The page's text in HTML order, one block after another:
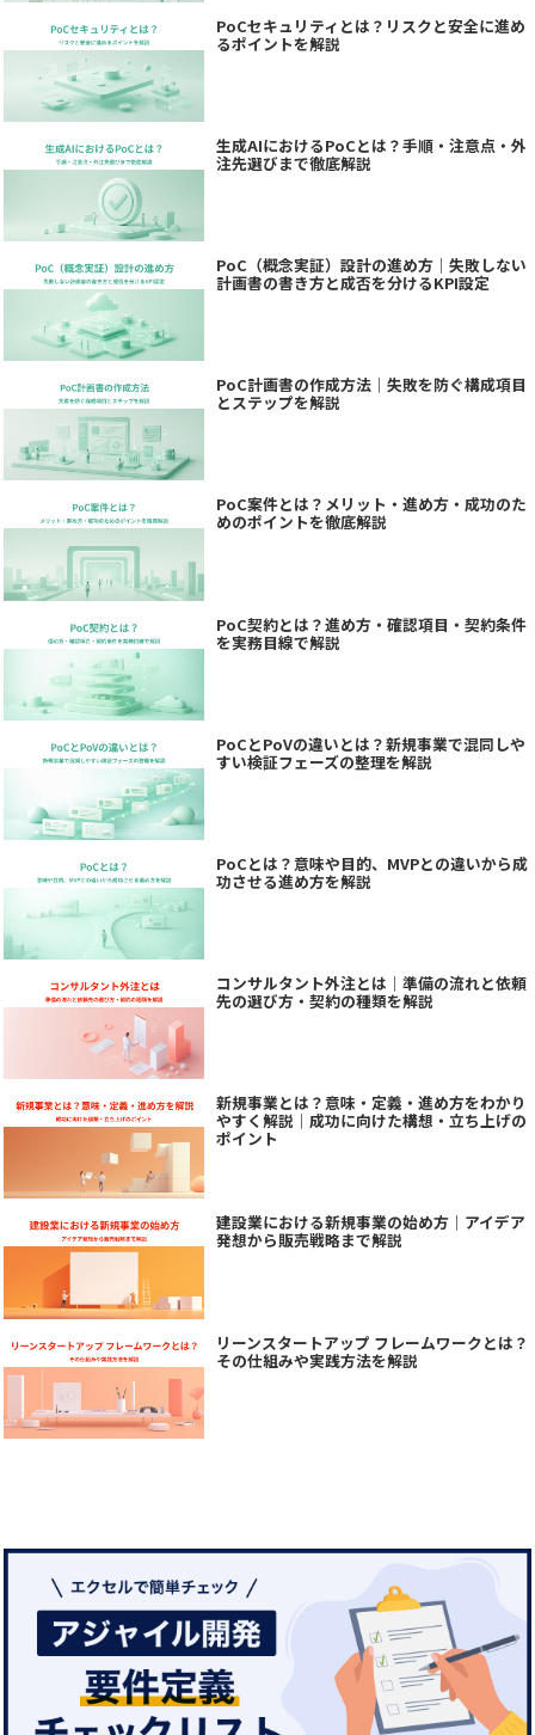
PoCセキュリティとは？リスクと安全に進め
るポイントを解説
生成AIにおけるPoCとは？手順・注意点・外
注先選びまで徹底解説
PoC（概念実証）設計の進め方｜失敗しない
計画書の書き方と成否を分けるKPI設定
PoC計画書の作成方法｜失敗を防ぐ構成項目
とステップを解説
PoC案件とは？メリット・進め方・成功のた
めのポイントを徹底解説
PoC契約とは？進め方・確認項目・契約条件
を実務目線で解説
PoCとPoVの違いとは？新規事業で混同しや
すい検証フェーズの整理を解説
PoCとは？意味や目的、MVPとの違いから成
功させる進め方を解説
コンサルタント外注とは｜準備の流れと依頼
先の選び方・契約の種類を解説
新規事業とは？意味・定義・進め方をわかり
やすく解説｜成功に向けた構想・立ち上げの
ポイント
建設業における新規事業の始め方｜アイデア
発想から販売戦略まで解説
リーンスタートアップ フレームワークとは？
その仕組みや実践方法を解説